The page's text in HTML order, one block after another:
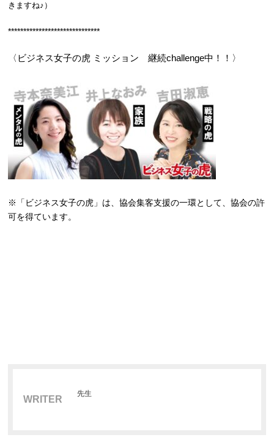
きますね♪）
******************************
〈ビジネス女子の虎 ミッション 継続challenge中！！〉
※「ビジネス女子の虎」は、協会集客支援の一環として、協会の許
可を得ています。
WRITER
先生